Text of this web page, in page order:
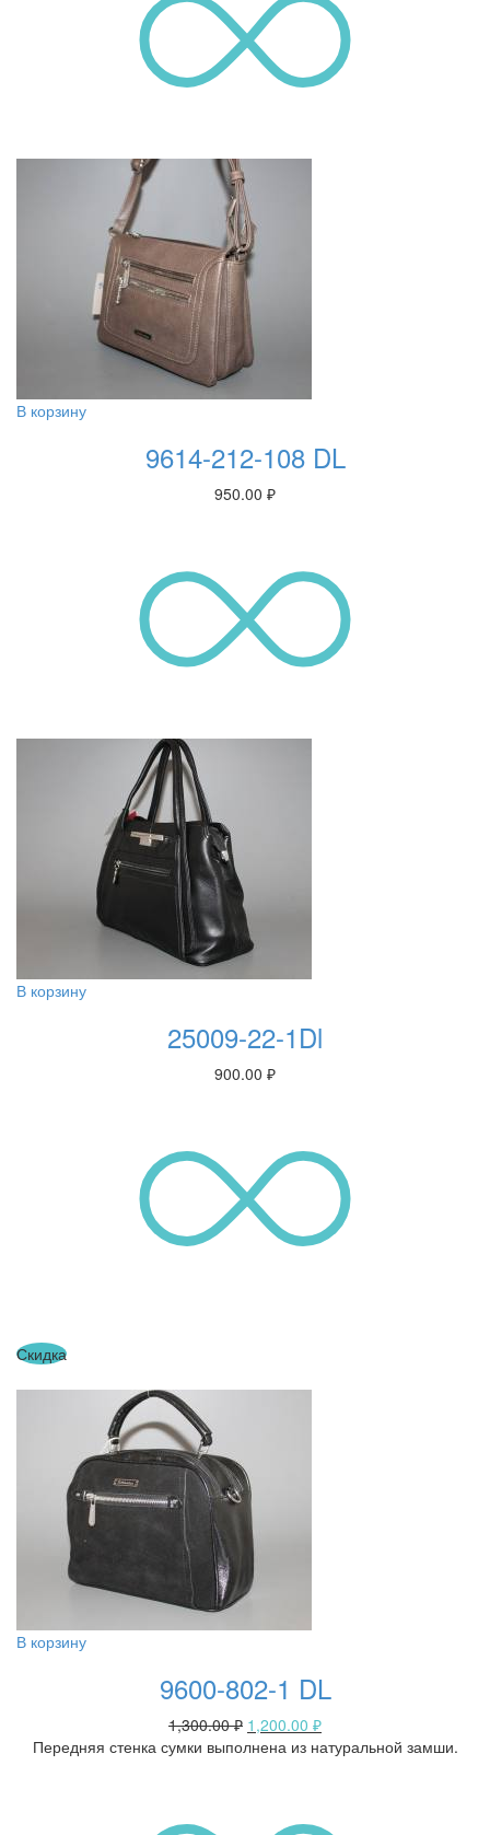
В корзину
9614-212-108 DL
950.00 ₽
В корзину
25009-22-1Dl
900.00 ₽
Скидка
В корзину
9600-802-1 DL
1,300.00₽ 1,200.00 ₽
Передняя стенка сумки выполнена из натуральной замши.